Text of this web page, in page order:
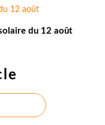
du 12 août